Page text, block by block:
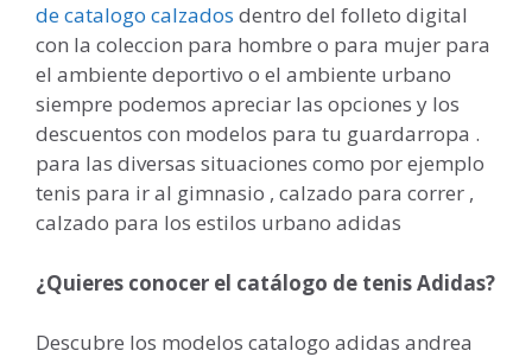
de catalogo calzados dentro del folleto digital
con la coleccion para hombre o para mujer para
el ambiente deportivo o el ambiente urbano
siempre podemos apreciar las opciones y los
descuentos con modelos para tu guardarropa .
para las diversas situaciones como por ejemplo
tenis para ir al gimnasio , calzado para correr ,
calzado para los estilos urbano adidas
¿Quieres conocer el catálogo de tenis Adidas?
Descubre los modelos catalogo adidas andrea